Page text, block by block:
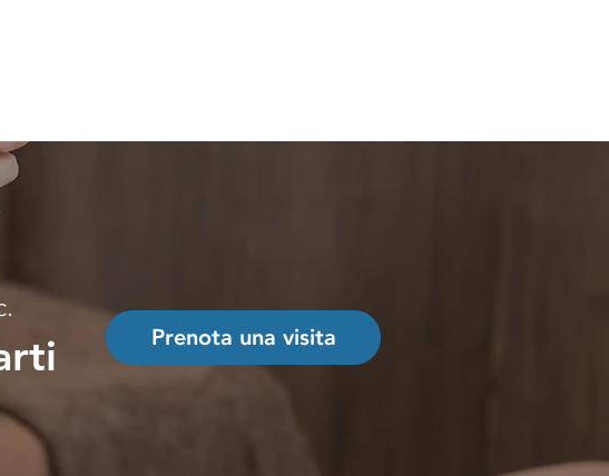
Prenota una visita